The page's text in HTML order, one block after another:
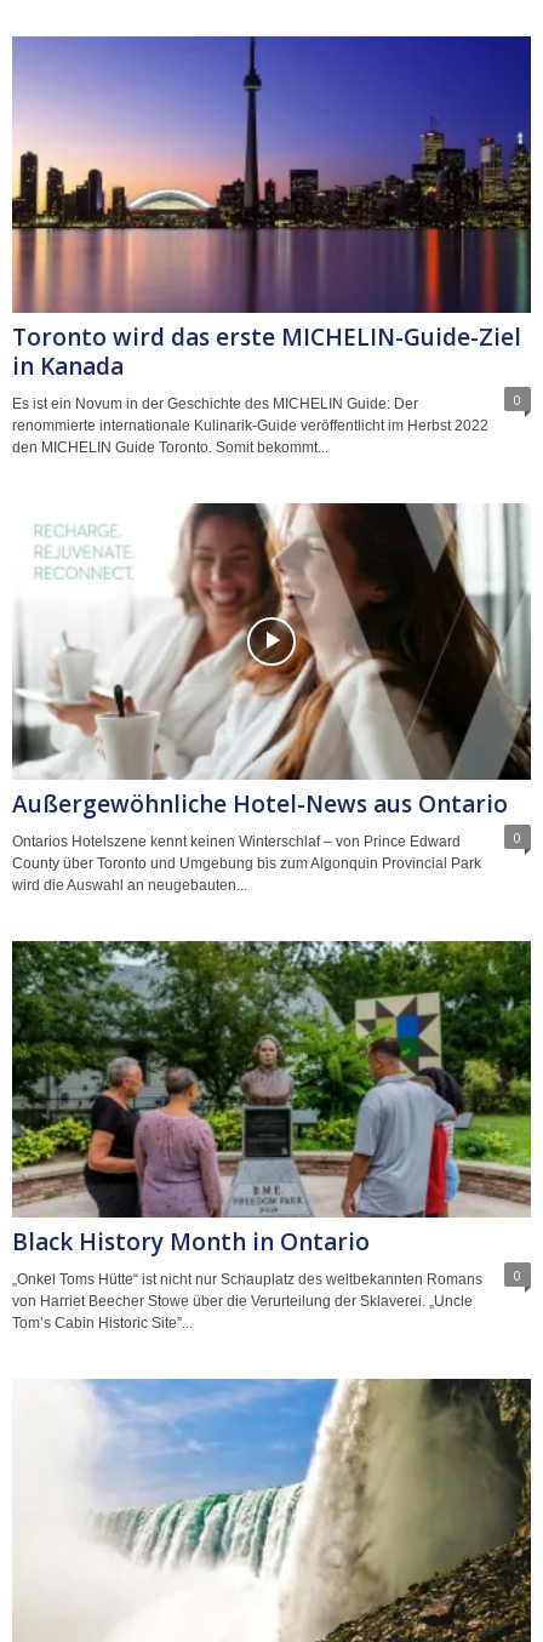
Toronto wird das erste MICHELIN-Guide-Ziel
in Kanada
0
Es ist ein Novum in der Geschichte des MICHELIN Guide: Der
renommierte internationale Kulinarik-Guide veröffentlicht im Herbst 2022
den MICHELIN Guide Toronto. Somit bekommt...
Außergewöhnliche Hotel-News aus Ontario
0
Ontarios Hotelszene kennt keinen Winterschlaf – von Prince Edward
County über Toronto und Umgebung bis zum Algonquin Provincial Park
wird die Auswahl an neugebauten...
Black History Month in Ontario
0
„Onkel Toms Hütte“ ist nicht nur Schauplatz des weltbekannten Romans
von Harriet Beecher Stowe über die Verurteilung der Sklaverei. „Uncle
Tom’s Cabin Historic Site”...